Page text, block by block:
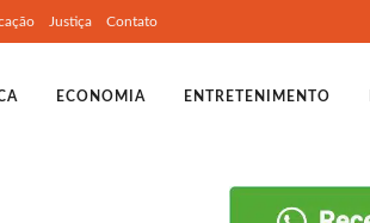
Justiça Contato
ECONOMIA ENTRETENIMENTO